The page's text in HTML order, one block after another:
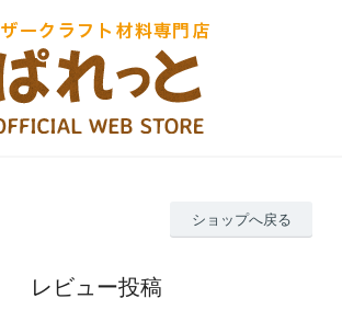
ショップへ戻る
レビュー投稿